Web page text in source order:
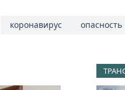
коронавирус опасность